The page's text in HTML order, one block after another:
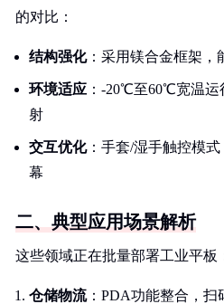
的对比：
结构强化：采用镁合金框架，
环境适应 ：-20℃至60℃宽温运
射
交互优化：手套/湿手触控模
幕
二、典型应用场景解析
这些领域正在批量部署工业平板
仓储物流：PDA功能整合，扫